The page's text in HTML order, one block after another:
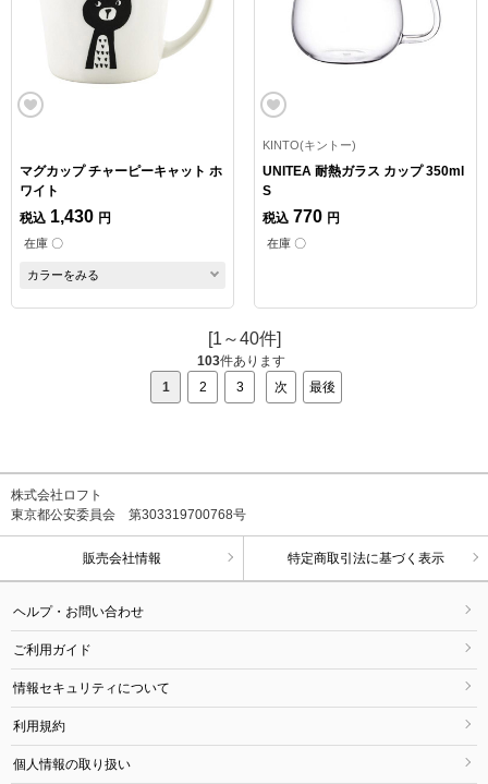
マグカップ チャーピーキャット ホ
ワイト
税込 1,430 円
在庫 〇
カラーをみる
KINTO(キントー)
UNITEA 耐熱ガラス カップ 350ml
S
税込 770 円
在庫 〇
[1～40件]
103件あります
1
2 3 次 最後
株式会社ロフト
東京都公安委員会 第303319700768号
販売会社情報 特定商取引法に基づく表示
ヘルプ・お問い合わせ
ご利用ガイド
情報セキュリティについて
利用規約
個人情報の取り扱い